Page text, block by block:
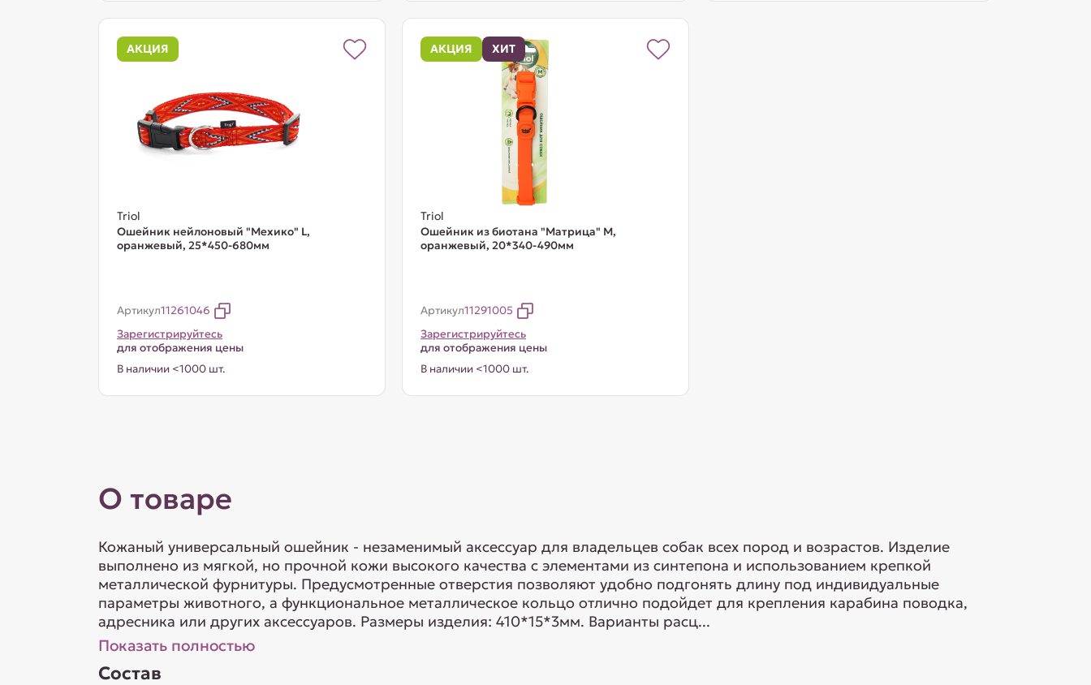
АКЦИЯ
Triol
Ошейник нейлоновый "Мехико" L,
оранжевый, 25*450-680мм
Артикул11261046
Зарегистрируйтесь
для отображения цены
В наличии <1000 шт.
АКЦИЯ ХИТ
Triol
Ошейник из биотана "Матрица" M,
оранжевый, 20*340-490мм
Артикул11291005
Зарегистрируйтесь
для отображения цены
В наличии <1000 шт.
О товаре
Кожаный универсальный ошейник - незаменимый аксессуар для владельцев собак всех пород и возрастов. Изделие
выполнено из мягкой, но прочной кожи высокого качества с элементами из синтепона и использованием крепкой
металлической фурнитуры. Предусмотренные отверстия позволяют удобно подгонять длину под индивидуальные
параметры животного, а функциональное металлическое кольцо отлично подойдет для крепления карабина поводка,
адресника или других аксессуаров. Размеры изделия: 410*15*3мм. Варианты расц...
Показать полностью
Состав